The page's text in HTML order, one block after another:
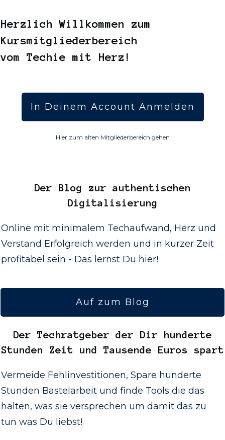
Herzlich Willkommen zum
Kursmitgliederbereich
vom Techie mit Herz!
In Deinem Account Anmelden
Hier zum alten Mitgliederbereich gehen
Der Blog zur authentischen
Digitalisierung
Online mit minimalem Techaufwand, Herz und
Verstand Erfolgreich werden und in kurzer Zeit
profitabel sein - Das lernst Du hier!
Auf zum Blog
Der Techratgeber der Dir hunderte
Stunden Zeit und Tausende Euros spart
Vermeide Fehlinvestitionen, Spare hunderte
Stunden Bastelarbeit und finde Tools die das
halten, was sie versprechen um damit das zu
tun was Du liebst!